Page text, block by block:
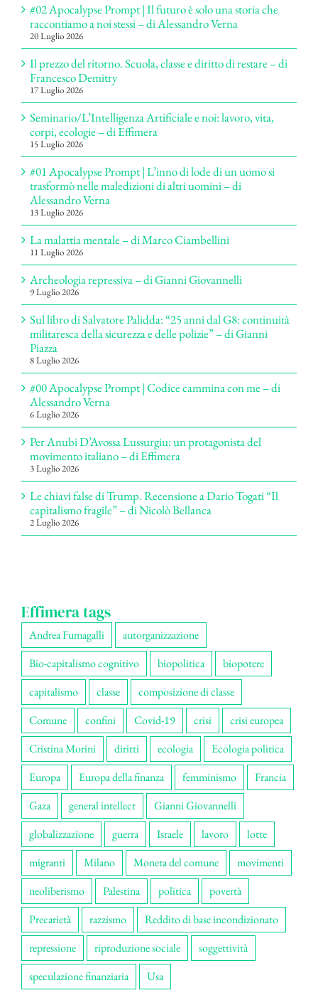
#02 Apocalypse Prompt | Il futuro è solo una storia che
raccontiamo a noi stessi – di Alessandro Verna
20 Luglio 2026
Il prezzo del ritorno. Scuola, classe e diritto di restare – di
Francesco Demitry
17 Luglio 2026
Seminario/L’Intelligenza Artificiale e noi: lavoro, vita,
corpi, ecologie – di Effimera
15 Luglio 2026
#01 Apocalypse Prompt | L’inno di lode di un uomo si
trasformò nelle maledizioni di altri uomini – di
Alessandro Verna
13 Luglio 2026
La malattia mentale – di Marco Ciambellini
11 Luglio 2026
Archeologia repressiva – di Gianni Giovannelli
9 Luglio 2026
Sul libro di Salvatore Palidda: “25 anni dal G8: continuità
militaresca della sicurezza e delle polizie” – di Gianni
Piazza
8 Luglio 2026
#00 Apocalypse Prompt | Codice cammina con me – di
Alessandro Verna
6 Luglio 2026
Per Anubi D’Avossa Lussurgiu: un protagonista del
movimento italiano – di Effimera
3 Luglio 2026
Le chiavi false di Trump. Recensione a Dario Togati “Il
capitalismo fragile” – di Nicolò Bellanca
2 Luglio 2026
Effimera tags
Andrea Fumagalli
autorganizzazione
Bio-capitalismo cognitivo
biopolitica
biopotere
capitalismo
classe
composizione di classe
Comune
confini Covid-19 crisi
crisi europea
Cristina Morini
diritti ecologia
Ecologia politica
Europa
Europa della finanza femminismo
Francia
Gaza
general intellect
Gianni Giovannelli
globalizzazione
guerra Israele lavoro
lotte
migranti
Milano Moneta del comune
movimenti
neoliberismo
Palestina politica
povertà
Precarietà
razzismo
Reddito di base incondizionato
repressione
riproduzione sociale
soggettività
speculazione finanziaria
Usa